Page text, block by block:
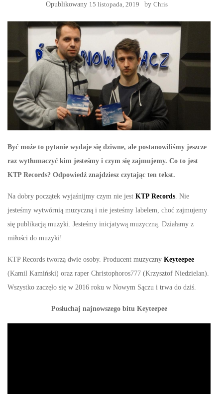
Opublikowany 15 listopada, 2019 by Chris
Być może to pytanie wydaje się dziwne, ale postanowiliśmy jeszcze
raz wytłumaczyć kim jesteśmy i czym się zajmujemy. Co to jest
KTP Records? Odpowiedź znajdziesz czytając ten tekst.
Na dobry początek wyjaśnijmy czym nie jest KTP Records. Nie
jesteśmy wytwórnią muzyczną i nie jesteśmy labelem, choć zajmujemy
się publikacją muzyki. Jesteśmy inicjatywą muzyczną. Działamy z
miłości do muzyki!
KTP Records tworzą dwie osoby. Producent muzyczny Keyteepee
(Kamil Kamiński) oraz raper Christophoros777 (Krzysztof Niedzielan).
Wszystko zaczęło się w 2016 roku w Nowym Sączu i trwa do dziś.
Posłuchaj najnowszego bitu Keyteepee